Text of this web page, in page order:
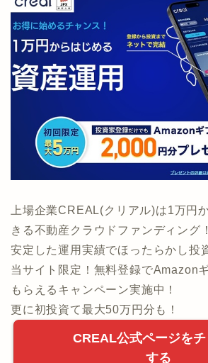
上場企業CREAL(クリアル)は1万円
きる不動産クラウドファンディング！
安定した運用実績でほったらかし投
当サイト限定！無料登録でAmazon
もらえるキャンペーン実施中！
更に初投資て最大50万円分も！
CREAL公式ページをチ
する